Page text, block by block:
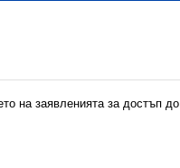
на заявленията за достъп до